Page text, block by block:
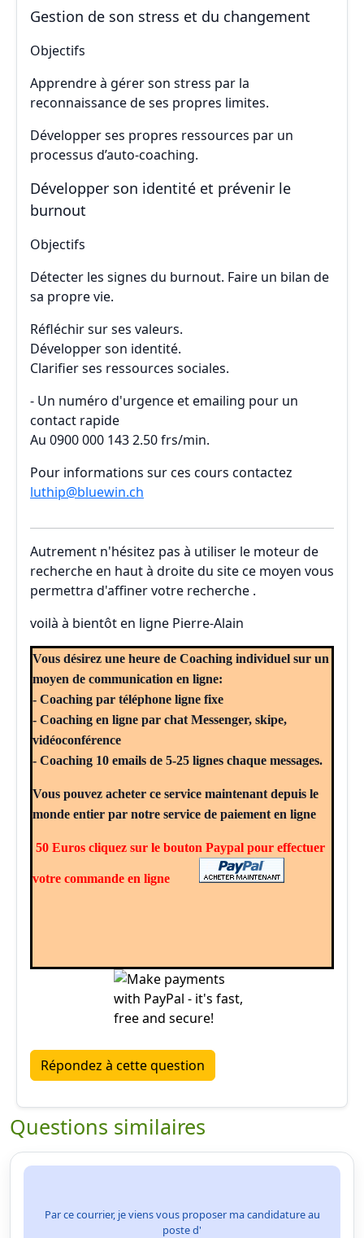
Gestion de son stress et du changement
Objectifs
Apprendre à gérer son stress par la
reconnaissance de ses propres limites.
Développer ses propres ressources par un
processus d’auto-coaching.
Développer son identité et prévenir le
burnout
Objectifs
Détecter les signes du burnout. Faire un bilan de
sa propre vie.
Réfléchir sur ses valeurs.
Développer son identité.
Clarifier ses ressources sociales.
- Un numéro d'urgence et emailing pour un
contact rapide
Au 0900 000 143 2.50 frs/min.
Pour informations sur ces cours contactez
luthip@bluewin.ch
Autrement n'hésitez pas à utiliser le moteur de
recherche en haut à droite du site ce moyen vous
permettra d'affiner votre recherche .
voilà à bientôt en ligne Pierre-Alain
Vous désirez une heure de Coaching individuel sur un
moyen de communication en ligne:
- Coaching par téléphone ligne fixe
- Coaching en ligne par chat Messenger, skipe,
vidéoconférence
- Coaching 10 emails de 5-25 lignes chaque messages.
Vous pouvez acheter ce service maintenant depuis le
monde entier par notre service de paiement en ligne
50 Euros cliquez sur le bouton Paypal pour effectuer
votre commande en ligne
Répondez à cette question
Questions similaires
Par ce courrier, je viens vous proposer ma candidature au
poste d'